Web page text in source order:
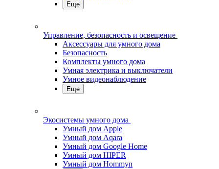
Еще
Управление, безопасность и освещение
Аксессуары для умного дома
Безопасность
Комплекты умного дома
Умная электрика и выключатели
Умное видеонаблюдение
Еще
Экосистемы умного дома
Умный дом Apple
Умный дом Aqara
Умный дом Google Home
Умный дом HIPER
Умный дом Hommyn